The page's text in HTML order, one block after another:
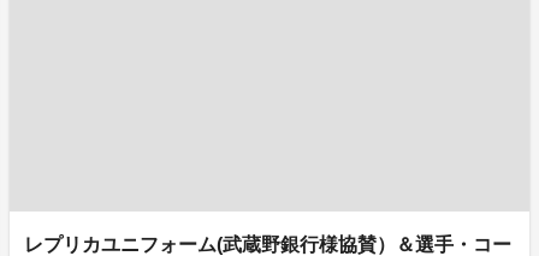
レプリカユニフォーム(武蔵野銀行様協賛）＆選手・コー